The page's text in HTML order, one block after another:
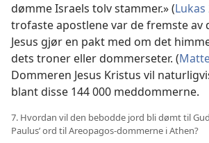
dømme Israels tolv stammer.» (
trofaste apostlene var de fremste av
Jesus gjør en pakt med om det
dets troner eller dommerseter. (
Dommeren Jesus Kristus vil
blant disse 144 000 meddommerne.
7. Hvordan vil den bebodde jord bli dømt til
Paulus’ ord til Areopagos-dommerne i Athen?